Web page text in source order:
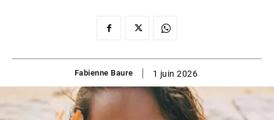
Fabienne Baure 1 juin 2026